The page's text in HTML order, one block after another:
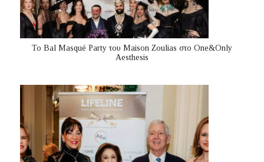
Το Bal Masqué Party του Maison Zoulias στο One&Only
Aesthesis